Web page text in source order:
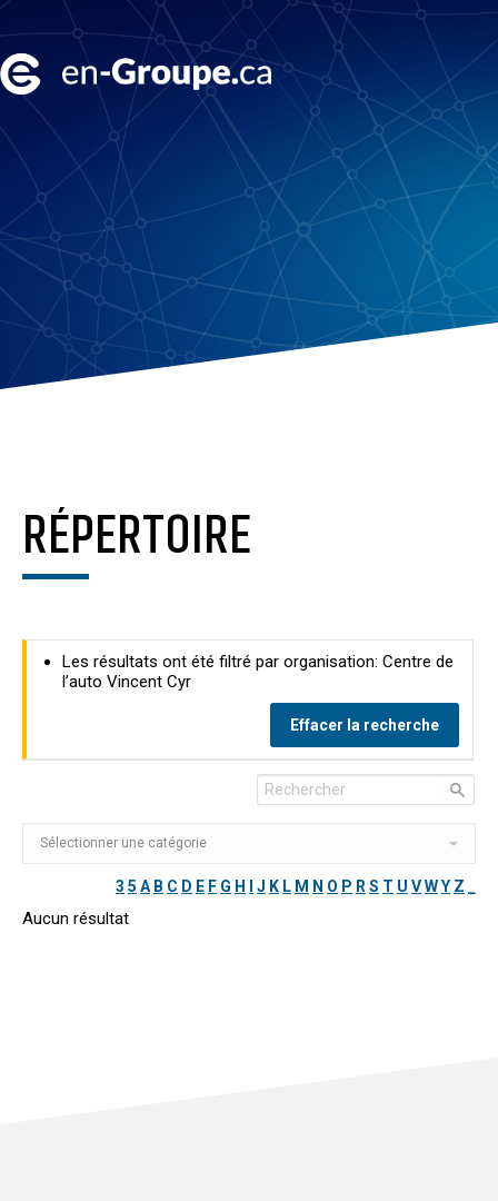
RÉPERTOIRE
Les résultats ont été filtré par organisation: Centre de
l’auto Vincent Cyr
Effacer la recherche
3 5 A B C D E F G H J K L M N O P R S T U VWY Z
Aucun résultat